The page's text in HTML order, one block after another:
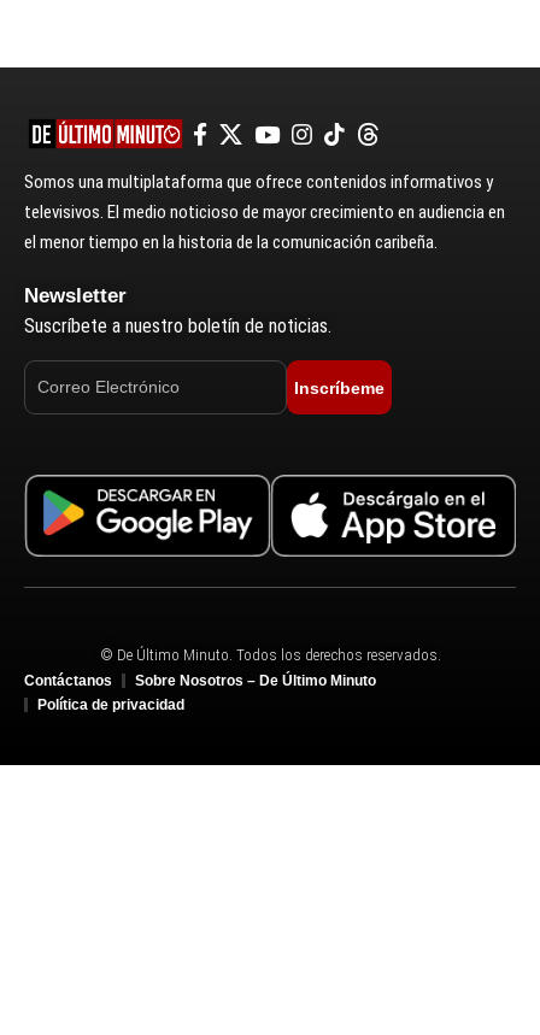
Somos una multiplataforma que ofrece contenidos informativos y
televisivos. El medio noticioso de mayor crecimiento en audiencia en
el menor tiempo en la historia de la comunicación caribeña.
Newsletter
Suscríbete a nuestro boletín de noticias.
Inscríbeme
© De Último Minuto. Todos los derechos reservados.
Contáctanos
Sobre Nosotros – De Último Minuto
Política de privacidad